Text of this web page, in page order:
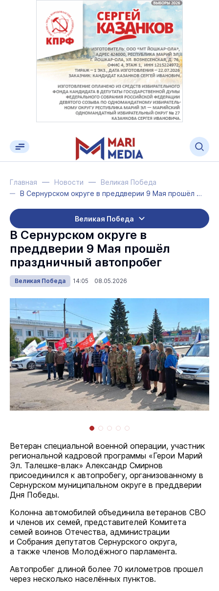
Главная Новости
Великая Победа
В Сернурском округе в преддверии 9 Мая прошёл праздничный автопробег
Великая Победа
В Сернурском округе в
преддверии 9 Мая прошёл
праздничный автопробег
Великая Победа 14:05 08.05.2026
Ветеран специальной военной операции, участник
региональной кадровой программы «Герои Марий
Эл. Талешке-влак» Александр Смирнов
присоединился к автопробегу, организованному в
Сернурском муниципальном округе в преддверии
Дня Победы.
Колонна автомобилей объединила ветеранов СВО
и членов их семей, представителей Комитета
семей воинов Отечества, администрации
и Собрания депутатов Сернурского округа,
а также членов Молодёжного парламента.
Автопробег длиной более 70 километров прошел
через несколько населённых пунктов.